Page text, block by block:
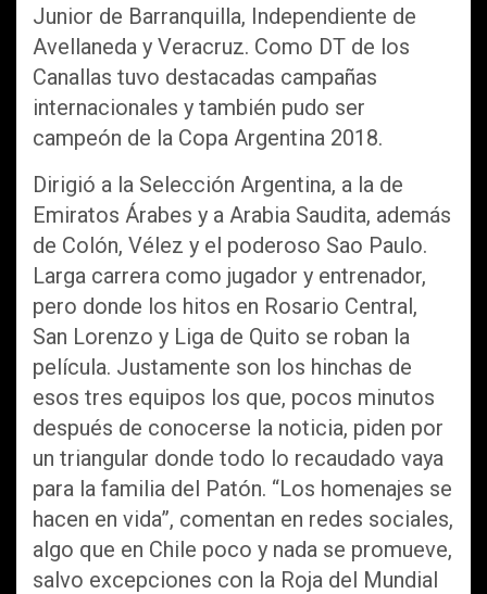
Junior de Barranquilla, Independiente de
Avellaneda y Veracruz. Como DT de los
Canallas tuvo destacadas campañas
internacionales y también pudo ser
campeón de la Copa Argentina 2018.
Dirigió a la Selección Argentina, a la de
Emiratos Árabes y a Arabia Saudita, además
de Colón, Vélez y el poderoso Sao Paulo.
Larga carrera como jugador y entrenador,
pero donde los hitos en Rosario Central,
San Lorenzo y Liga de Quito se roban la
película. Justamente son los hinchas de
esos tres equipos los que, pocos minutos
después de conocerse la noticia, piden por
un triangular donde todo lo recaudado vaya
para la familia del Patón. “Los homenajes se
hacen en vida”, comentan en redes sociales,
algo que en Chile poco y nada se promueve,
salvo excepciones con la Roja del Mundial